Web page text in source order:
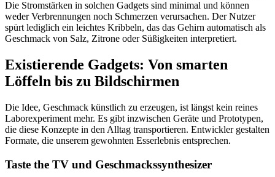
Die Stromstärken in solchen Gadgets sind minimal und können
weder Verbrennungen noch Schmerzen verursachen. Der Nutzer
spürt lediglich ein leichtes Kribbeln, das das Gehirn automatisch als
Geschmack von Salz, Zitrone oder Süßigkeiten interpretiert.
Existierende Gadgets: Von smarten
Löffeln bis zu Bildschirmen
Die Idee, Geschmack künstlich zu erzeugen, ist längst kein reines
Laborexperiment mehr. Es gibt inzwischen Geräte und Prototypen,
die diese Konzepte in den Alltag transportieren. Entwickler gestalten
Formate, die unserem gewohnten Esserlebnis entsprechen.
Taste the TV und Geschmackssynthesizer